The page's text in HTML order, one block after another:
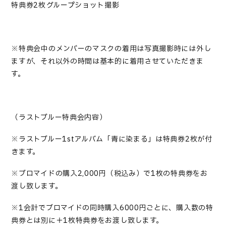
特典券2枚→グループショット撮影
※特典会中のメンバーのマスクの着用は写真撮影時には外し
ますが、それ以外の時間は基本的に着用させていただきま
す。
（ラストブルー特典会内容）
※ラストブルー1stアルバム「青に染まる」は特典券2枚が付
きます。
※ブロマイドの購入2,000円（税込み）で1枚の特典券をお
渡し致します。
※1会計でブロマイドの同時購入6000円ごとに、購入数の特
典券とは別に＋1枚特典券をお渡し致します。